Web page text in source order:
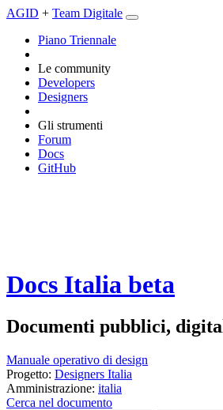
AGID + Team Digitale
Piano Triennale
Le community
Developers
Designers
Gli strumenti
Forum
Docs
GitHub
Docs Italia beta
Documenti pubblici,
Manuale operativo di design
Progetto: Designers Italia
Amministrazione: italia
Cerca nel documento